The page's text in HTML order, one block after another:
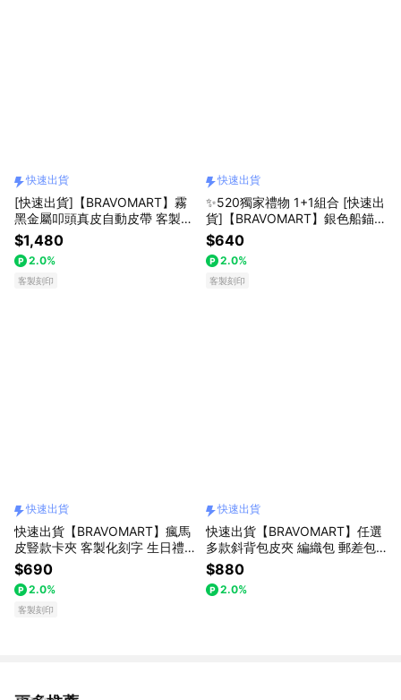
快速出貨
[快速出貨]【BRAVOMART】霧
黑金屬叩頭真皮自動皮帶 客製化
刻字 生日禮物 送禮推薦 男生禮
物 巨蟹座 禮物獨家 新品上市 送
給男生 真皮皮帶 上班族禮物 獅
子座
$1,480
2.0%
客製刻印
快速出貨
✨520獨家禮物 1+1組合 [快速出
貨]【BRAVOMART】銀色船錨鉤
尼龍編織手環 情侶手鍊 客製化
刻字 生日禮物 男生禮物 巨蟹座
禮物獨家 新品上市 送給男生 文
創禮物 男友禮物
$640
2.0%
客製刻印
快速出貨
快速出貨【BRAVOMART】瘋馬
皮豎款卡夾 客製化刻字 生日禮
物 送禮推薦 男生禮物 現貨 巨蟹
座 禮物獨家 新品上市 送給男生
真皮皮夾 男友禮物 獅子座
$690
2.0%
客製刻印
快速出貨
快速出貨【BRAVOMART】任選
多款斜背包皮夾 編織包 郵差包
側背包 短夾 長夾 生日禮物 送禮
自選 男生禮物 現貨 巨蟹座 禮物
獨家 新品上市 送給男生 真皮皮
$880
2.0%